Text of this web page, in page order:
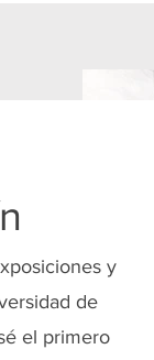
y
de
el primero